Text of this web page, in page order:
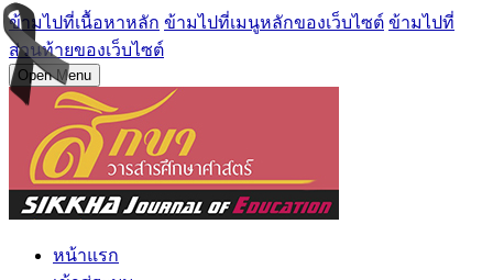
ข้ามไปที่เนื้อหาหลัก ข้ามไปที่เมนูหลักของเว็บไซต์ ข้ามไปที่
ส่วนท้ายของเว็บไซต์
Open Menu
หน้าแรก